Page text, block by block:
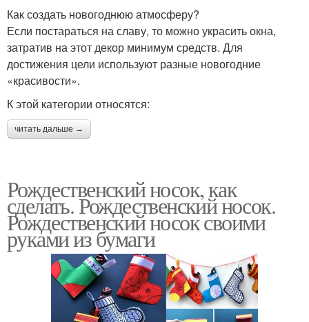
Как создать новогоднюю атмосферу?
Если постараться на славу, то можно украсить окна,
затратив на этот декор минимум средств. Для
достижения цели используют разные новогодние
«красивости».
К этой категории относятся:
читать дальше →
Рождественский носок, как
сделать. Рождественский носок.
Рождественский носок своими
руками из бумаги